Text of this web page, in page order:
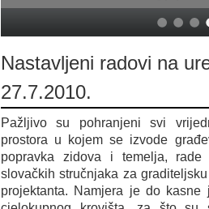
Nastavljeni radovi na
27.7.2010.
Pažljivo su pohranjeni svi
prostora u kojem se izvode
popravka zidova i temelja,
slovačkih stručnjaka za
projektanta. Namjera je do